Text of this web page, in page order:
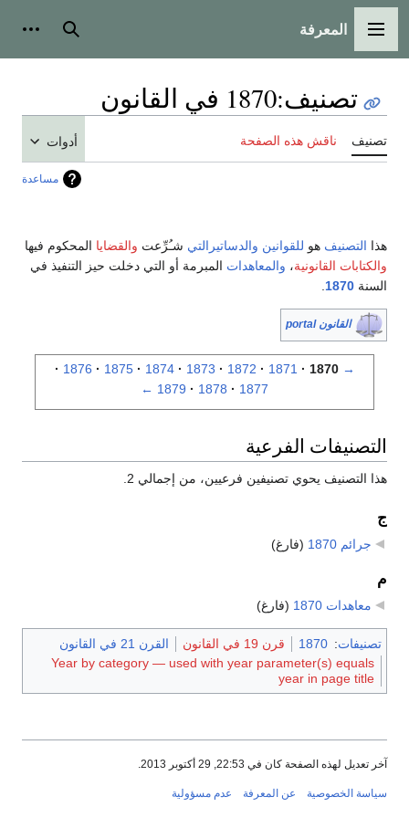
القائمة الرئيسية
المعرفة بحث
تصنيف:1870 في القانون
تصنيف ناقش هذه الصفحة أدوات
مساعدة
هذا التصنيف هو للقوانين والدساتيرالتي شـُرِّعت والقضايا المحكوم فيها
والكتابات القانونية، والمعاهدات المبرمة أو التي دخلت حيز التنفيذ في
السنة 1870
القانون portal
→
1870
1871
1872
1873
1874
1875
1876
1877
1878
1879
←
التصنيفات الفرعية
هذا التصنيف يحوي تصنيفين فرعيين، من إجمالي 2.
ج
جرائم 1870 (فارغ)
م
معاهدات 1870 (فارغ)
تصنيفات:
1870 قرن 19 في القانون
القرن 21 في القانون
Year by category — used with year parameter(s) equals
year in page title
آخر تعديل لهذه الصفحة كان في 22:53, 29 أكتوبر 2013.
سياسة الخصوصية عن المعرفة عدم مسؤولية